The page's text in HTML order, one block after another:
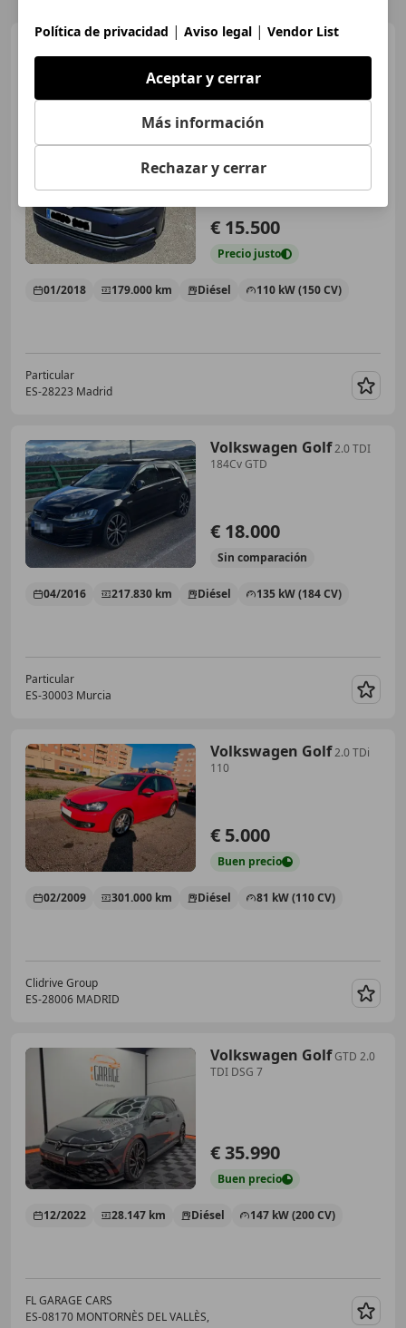
Volkswagen Golf
DSG Join
€ 15.500
Precio justo
01/2018 179.000 km Diésel 110 kW (150 CV)
Particular
ES-28223 Madrid
Volkswagen Golf2.0 TDI
184Cv GTD
€ 18.000
Sin comparación
04/2016 217.830 km Diésel 135 kW (184 CV)
Particular
ES-30003 Murcia
Volkswagen Golf2.0 TDi
110
€ 5.000
Buen precio
02/2009 301.000 km Diésel 81 kW (110 CV)
Clidrive Group
ES-28006 MADRID
Volkswagen GolfGTD 2.0
TDI DSG 7
€ 35.990
Buen precio
12/2022 28.147 km Diésel 147 kW (200 CV)
FL GARAGE CARS
ES-08170 MONTORNÈS DEL VALLÈS,
Política de privacidad | Aviso legal | Vendor List
Aceptar y cerrar
Más información
Rechazar y cerrar